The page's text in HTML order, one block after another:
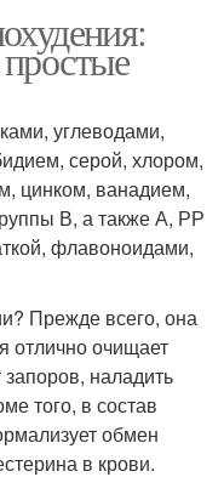
углеводами,
серой, хлором,
цинком, ванадием,
В, а также А, РР
флавоноидами,
Прежде всего, она
отлично очищает
запоров, наладить
того, в состав
обмен
в крови.